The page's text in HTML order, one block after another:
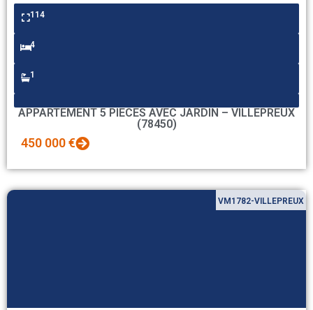
114
4
1
APPARTEMENT 5 PIECES AVEC JARDIN – VILLEPREUX
(78450)
450 000 €
VM1782-VILLEPREUX